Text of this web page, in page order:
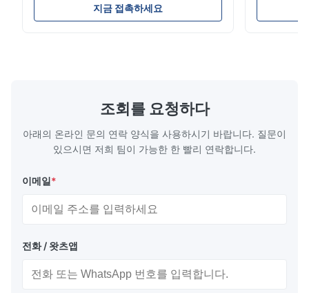
Technology specializes in manufacturing
high-precision chemically etched flow
Plate Features Complex, Burr
지금 접촉하세요
instant
조회를 요청하다
아래의 온라인 문의 연락 양식을 사용하시기 바랍니다. 질문이
있으시면 저희 팀이 가능한 한 빨리 연락합니다.
이메일*
전화 / 왓츠앱